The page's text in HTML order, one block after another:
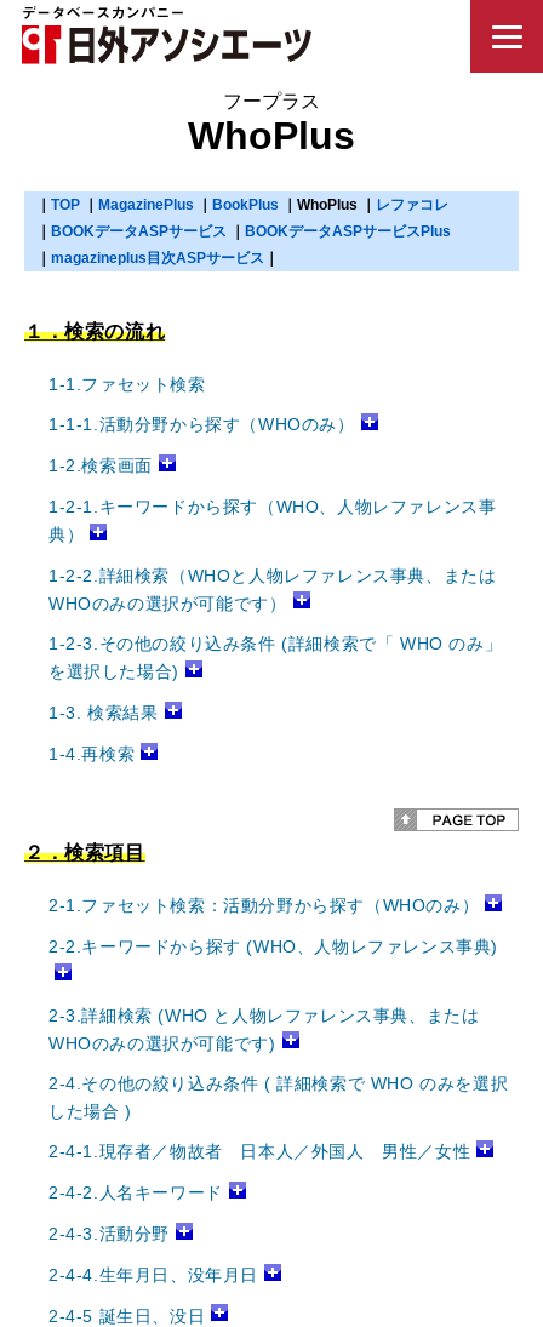
WhoPlus
TOP MagazinePlus BookPlus WhoPlus
レファコレ
BOOKデータASPサービス
BOOKデータASPサービスPlus
magazineplus目次ASPサービス
１．検索の流れ
1-1.ファセット検索
1-1-1.活動分野から探す（WHOのみ）
1-2.検索画面
1-2-1.キーワードから探す（WHO、人物レファレンス事
典）
1-2-2.詳細検索（WHOと人物レファレンス事典、または
WHOのみの選択が可能です）
1-2-3.その他の絞り込み条件 (詳細検索で「 WHO のみ」
を選択した場合)
1-3. 検索結果
1-4.再検索
２．検索項目
2-1.ファセット検索：活動分野から探す（WHOのみ）
2-2.キーワードから探す (WHO、人物レファレンス事典)
2-3.詳細検索 (WHO と人物レファレンス事典、または
WHOのみの選択が可能です)
2-4.その他の絞り込み条件 ( 詳細検索で WHO のみを選択
した場合 )
2-4-1.現存者／物故者 日本人／外国人 男性／女性
2-4-2.人名キーワード
2-4-3.活動分野
2-4-4.生年月日、没年月日
2-4-5 誕生日、没日